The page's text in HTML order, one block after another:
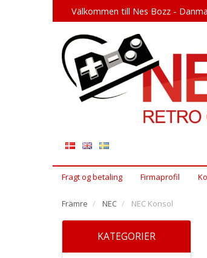
Välkommen till Nes Bozz -
Fragt og betaling Firmaprofil
Främre NEC NEC Konsol
KATEGORIER